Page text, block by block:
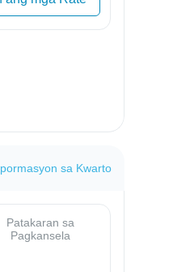
sa Kwarto
Patakaran sa
Pagkansela